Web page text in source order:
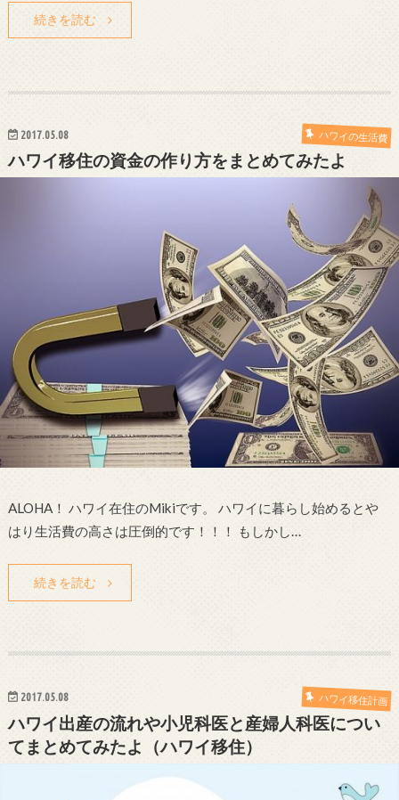
続きを読む
2017.05.08 ハワイの生活費
ハワイ移住の資金の作り方をまとめてみたよ
ALOHA！ ハワイ在住のMikiです。 ハワイに暮らし始めるとや
はり生活費の高さは圧倒的です！！！ もしかし…
続きを読む
2017.05.08 ハワイ移住計画
ハワイ出産の流れや小児科医と産婦人科医につい
てまとめてみたよ（ハワイ移住）